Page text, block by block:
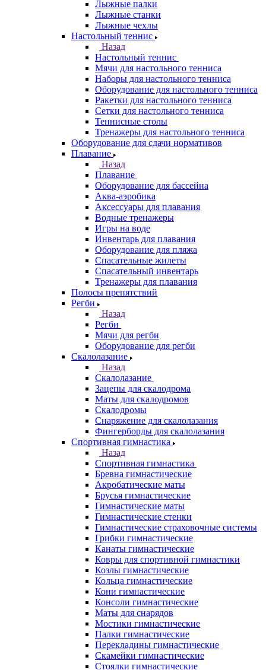
Лыжные палки
Лыжные станки
Лыжные чехлы
Настольный теннис
Назад
Настольный теннис
Мячи для настольного тенниса
Наборы для настольного тенниса
Оборудование для настольного тенниса
Ракетки для настольного тенниса
Сетки для настольного тенниса
Теннисные столы
Тренажеры для настольного тенниса
Оборудование для сдачи нормативов
Плавание
Назад
Плавание
Оборудование для бассейна
Аква-аэробика
Аксессуары для плавания
Водные тренажеры
Игры на воде
Инвентарь для плавания
Оборудование для пляжа
Спасательные жилеты
Спасательный инвентарь
Тренажеры для плавания
Полосы препятствий
Регби
Назад
Регби
Мячи для регби
Оборудование для регби
Скалолазание
Назад
Скалолазание
Зацепы для скалодрома
Маты для скалодромов
Скалодромы
Снаряжение для скалолазания
Фингерборды для скалолазания
Спортивная гимнастика
Назад
Спортивная гимнастика
Бревна гимнастические
Акробатические маты
Брусья гимнастические
Гимнастические маты
Гимнастические стенки
Гимнастические страховочные системы
Грибки гимнастические
Канаты гимнастические
Ковры для спортивной гимнастики
Козлы гимнастические
Кольца гимнастические
Кони гимнастические
Консоли гимнастические
Маты для снарядов
Мостики гимнастические
Палки гимнастические
Перекладины гимнастические
Скамейки гимнастические
Стоялки гимнастические